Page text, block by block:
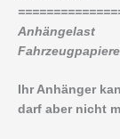
Ihr Anhänger
darf aber nicht